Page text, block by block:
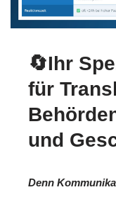
🔄Ihr
für
und
Denn